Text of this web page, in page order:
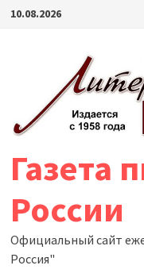
Перейти
10.08.2026
Газета
России
Официальный сайт
Россия"